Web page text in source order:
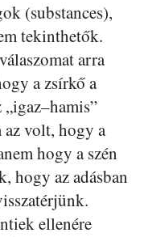
(substances),
tekinthetők.
arra
a zsírkő a
volt, hogy a
hogy a szén
hogy az adásban
ellenére